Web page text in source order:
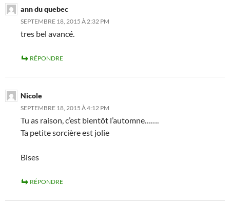
ann du quebec
SEPTEMBRE 18, 2015 À 2:32 PM
tres bel avancé.
RÉPONDRE
Nicole
SEPTEMBRE 18, 2015 À 4:12 PM
Tu as raison, c’est bientôt l’automne…….
Ta petite sorcière est jolie
Bises
RÉPONDRE